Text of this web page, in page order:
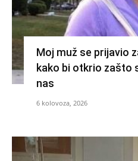
Moj muž se prijavio
kako bi otkrio zašto
nas
6 kolovoza, 2026